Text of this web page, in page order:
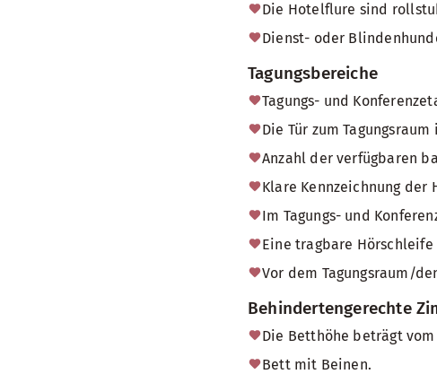
Die Hotelflure sind
Dienst- oder
Tagungsbereiche
Tagungs- und
Die Tür zum
Anzahl der verfügbaren
Klare Kennzeichnung der
Im Tagungs- und
Eine tragbare
Vor dem Tagungsraum/
Behindertengerechte
Die Betthöhe beträgt
Bett mit Beinen.